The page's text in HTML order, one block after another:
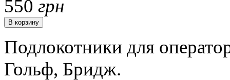
550 грн
Подлокотники для
Гольф, Бридж.